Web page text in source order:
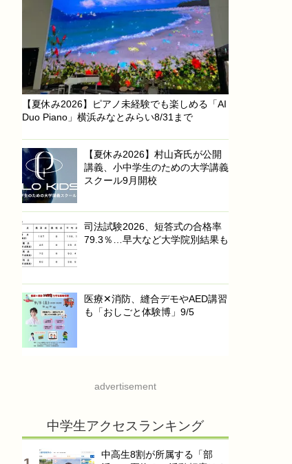
【夏休み2026】ピアノ未経験でも楽しめる「AI
Duo Piano」横浜みなとみらい8/31まで
【夏休み2026】村山斉氏が公開
講義、小中学生のための大学講義
スクール9月開校
司法試験2026、短答式の合格率
79.3％…早大など大学院別結果も
医療✕消防、縫合デモやAED講習
も「おしごと体験博」9/5
advertisement
中学生アクセスランキング
中高生8割が所属する「部